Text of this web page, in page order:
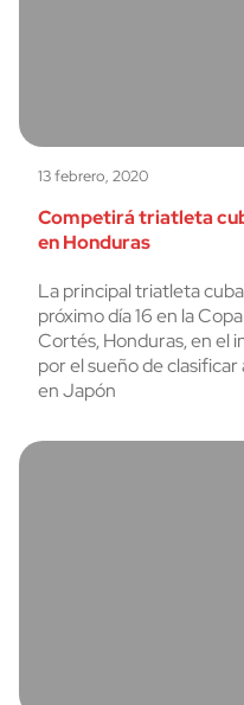
13 febrero, 2020
Competirá triatleta
en Honduras
La principal triatleta
próximo día 16 en la
Cortés, Honduras, en el
por el sueño de
en Japón